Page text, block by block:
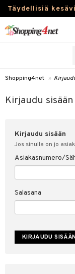
Täydellisiä
Piilolinssit
Luontaistuotteet
Fitness
Koti & Sisustus
Lelut, Lapsi &
Tuotemerkkejä
Shopping4net »
Kirjaudu sisään
Kirjaudu sisään
Jos sinulla on jo
Asiakasnumero/
Salasana
sisään
& vastauksia
suojaus